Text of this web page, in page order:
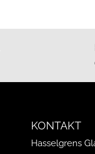
KONTAKT
Hasselgrens